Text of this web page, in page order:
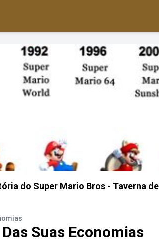
do Super Mario Bros - Taverna
Suas Economias